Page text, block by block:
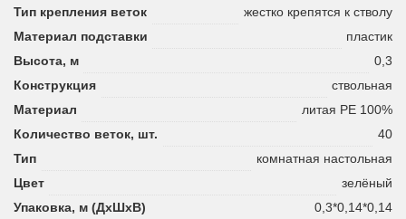
Тип крепления веток
жестко крепятся к стволу
Материал подставки
пластик
Высота, м
0,3
Конструкция
ствольная
Материал
литая PE 100%
Количество веток, шт.
40
Тип
комнатная настольная
Цвет
зелёный
Упаковка, м (ДхШхВ)
0,3*0,14*0,14